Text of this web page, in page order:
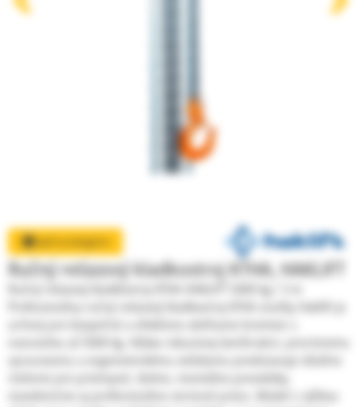
Reťazové úväzky na mieru Certifikované
Zobraziť všetky kategórie
Späť na kategórie
Ručný reťazový kladkostroj KTHA, HAKLIFT
Profesionálny ručný reťazový kladkostroj KTHA značky Haklift je
nosnosťou až 5000 kg. Vďaka robustnej konštrukcii, precíznemu
spracovaniu a ergonomickému ovládaniu predstavuje ideálne
stavebníctvo aj profesionálne servisné práce. Model s výškou